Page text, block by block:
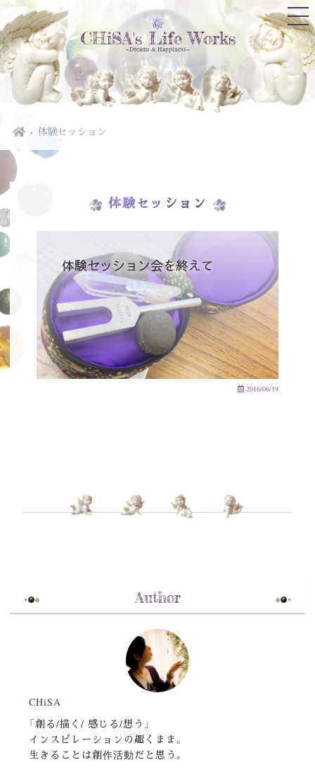
CHiSA's Life Works
~Dreams & Happiness~
体験セッション
体験セッション
体験セッション会を終えて
2016/06/19
Author
CHiSA
「創る/描く/ 感じる/想う」
インスピレーションの趣くまま。
生きることは創作活動だと思う。